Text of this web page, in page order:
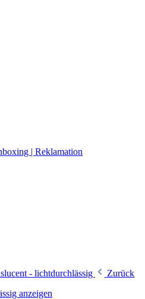
| Reklamation
- lichtdurchlässig
Zurück
anzeigen